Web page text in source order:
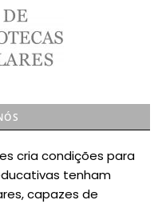
cria condições para
tenham
capazes de